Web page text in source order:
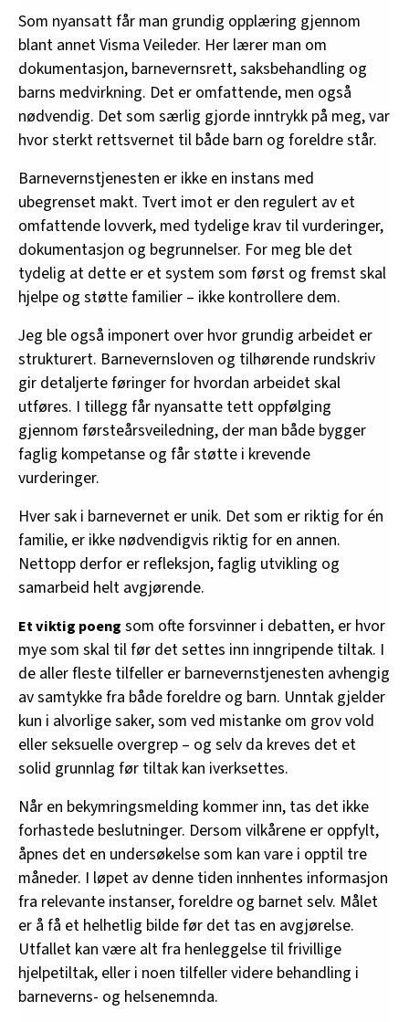
Som nyansatt får man grundig opplæring gjennom
blant annet Visma Veileder. Her lærer man om
dokumentasjon, barnevernsrett, saksbehandling og
barns medvirkning. Det er omfattende, men også
nødvendig. Det som særlig gjorde inntrykk på meg, var
hvor sterkt rettsvernet til både barn og foreldre står.
Barnevernstjenesten er ikke en instans med
ubegrenset makt. Tvert imot er den regulert av et
omfattende lovverk, med tydelige krav til vurderinger,
dokumentasjon og begrunnelser. For meg ble det
tydelig at dette er et system som først og fremst skal
hjelpe og støtte familier – ikke kontrollere dem.
Jeg ble også imponert over hvor grundig arbeidet er
strukturert. Barnevernsloven og tilhørende rundskriv
gir detaljerte føringer for hvordan arbeidet skal
utføres. I tillegg får nyansatte tett oppfølging
gjennom førsteårsveiledning, der man både bygger
faglig kompetanse og får støtte i krevende
vurderinger.
Hver sak i barnevernet er unik. Det som er riktig for én
familie, er ikke nødvendigvis riktig for en annen.
Nettopp derfor er refleksjon, faglig utvikling og
samarbeid helt avgjørende.
Et viktig poeng som ofte forsvinner i debatten, er hvor
mye som skal til før det settes inn inngripende tiltak. I
de aller fleste tilfeller er barnevernstjenesten avhengig
av samtykke fra både foreldre og barn. Unntak gjelder
kun i alvorlige saker, som ved mistanke om grov vold
eller seksuelle overgrep – og selv da kreves det et
solid grunnlag før tiltak kan iverksettes.
Når en bekymringsmelding kommer inn, tas det ikke
forhastede beslutninger. Dersom vilkårene er oppfylt,
åpnes det en undersøkelse som kan vare i opptil tre
måneder. I løpet av denne tiden innhentes informasjon
fra relevante instanser, foreldre og barnet selv. Målet
er å få et helhetlig bilde før det tas en avgjørelse.
Utfallet kan være alt fra henleggelse til frivillige
hjelpetiltak, eller i noen tilfeller videre behandling i
barneverns- og helsenemnda.